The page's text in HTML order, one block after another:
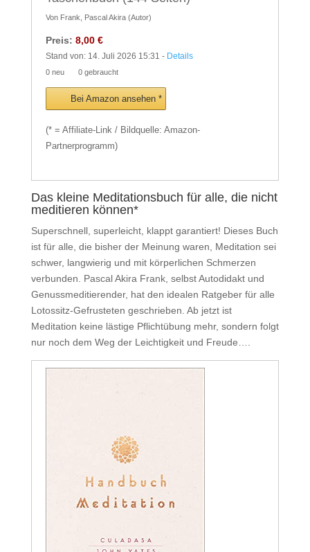
Von Frank, Pascal Akira (Autor)
Preis: 8,00 €
Stand von: 14. Juli 2026 15:31 - Details
0 neu 0 gebraucht
Bei Amazon ansehen *
(* = Affiliate-Link / Bildquelle: Amazon-
Partnerprogramm)
Das kleine Meditationsbuch für alle, die nicht
meditieren können*
Superschnell, superleicht, klappt garantiert! Dieses Buch
ist für alle, die bisher der Meinung waren, Meditation sei
schwer, langwierig und mit körperlichen Schmerzen
verbunden. Pascal Akira Frank, selbst Autodidakt und
Genussmeditierender, hat den idealen Ratgeber für alle
Lotossitz-Gefrusteten geschrieben. Ab jetzt ist
Meditation keine lästige Pflichtübung mehr, sondern folgt
nur noch dem Weg der Leichtigkeit und Freude….